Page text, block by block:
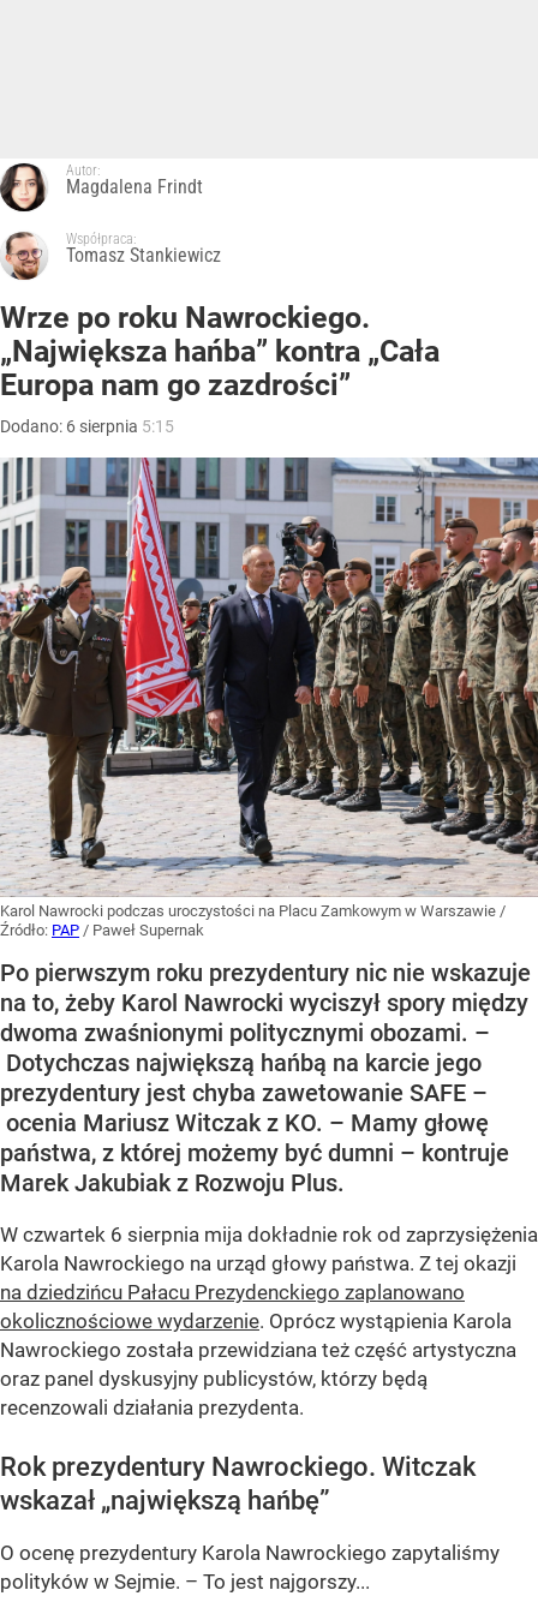
Autor:
Magdalena Frindt
Współpraca:
Tomasz Stankiewicz
Wrze po roku Nawrockiego.
„Największa hańba” kontra „Cała
Europa nam go zazdrości”
Dodano: 6 sierpnia 5:15
Karol Nawrocki podczas uroczystości na Placu Zamkowym w Warszawie /
Źródło: PAP / Paweł Supernak
Po pierwszym roku prezydentury nic nie wskazuje
na to, żeby Karol Nawrocki wyciszył spory między
dwoma zwaśnionymi politycznymi obozami. –
Dotychczas największą hańbą na karcie jego
prezydentury jest chyba zawetowanie SAFE –
ocenia Mariusz Witczak z KO. – Mamy głowę
państwa, z której możemy być dumni – kontruje
Marek Jakubiak z Rozwoju Plus.
W czwartek 6 sierpnia mija dokładnie rok od zaprzysiężenia
Karola Nawrockiego na urząd głowy państwa. Z tej okazji
na dziedzińcu Pałacu Prezydenckiego zaplanowano
okolicznościowe wydarzenie. Oprócz wystąpienia Karola
Nawrockiego została przewidziana też część artystyczna
oraz panel dyskusyjny publicystów, którzy będą
recenzowali działania prezydenta.
Rok prezydentury Nawrockiego. Witczak
wskazał „największą hańbę”
O ocenę prezydentury Karola Nawrockiego zapytaliśmy
polityków w Sejmie. – To jest najgorszy...